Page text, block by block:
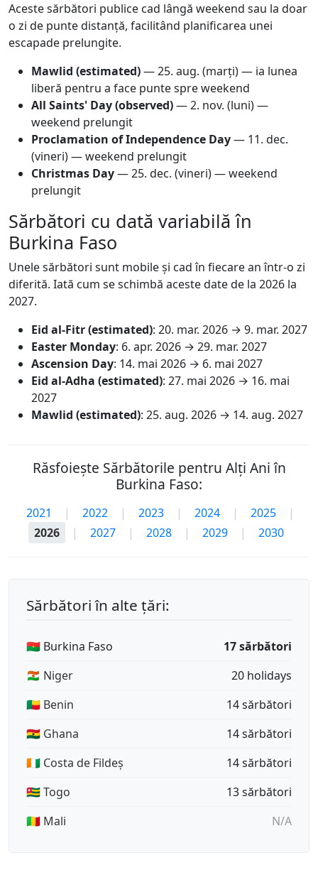
Aceste sărbători publice cad lângă weekend sau la doar
o zi de punte distanță, facilitând planificarea unei
escapade prelungite.
Mawlid (estimated)—25. aug. (marți) — ia lunea
liberă pentru a face punte spre weekend
All Saints' Day (observed)—2. nov. (luni) —
weekend prelungit
Proclamation of Independence Day— 11. dec.
(vineri) — weekend prelungit
Christmas Day—25. dec. (vineri) — weekend
prelungit
Sărbători cu dată variabilă în
Burkina Faso
Unele sărbători sunt mobile și cad în fiecare an într-o zi
diferită. Iată cum se schimbă aceste date de la 2026 la
2027.
Eid al-Fitr (estimated): 20. mar. 2026 → 9. mar. 2027
Easter Monday: 6. apr. 2026 → 29. mar. 2027
Ascension Day: 14. mai 2026 → 6. mai 2027
Eid al-Adha (estimated): 27. mai 2026 → 16. mai
2027
Mawlid (estimated): 25. aug. 2026 → 14. aug. 2027
Răsfoiește Sărbătorile pentru Alți Ani în
Burkina Faso:
2021 | 2022 | 2023 | 2024 | 2025
|
2026
| 2027 | 2028 | 2029 | 2030
Sărbători în alte țări:
🇧🇫 Burkina Faso
17 sărbători
🇳🇪 Niger
20 holidays
🇧🇯 Benin
14 sărbători
🇬🇭 Ghana
14 sărbători
🇨🇮 Costa de Fildeș
14 sărbători
🇹🇬 Togo
13 sărbători
🇲🇱 Mali
N/A